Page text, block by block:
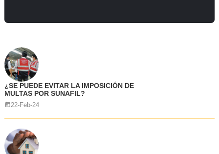
¿SE PUEDE EVITAR LA IMPOSICIÓN DE
MULTAS POR SUNAFIL?
22-Feb-24